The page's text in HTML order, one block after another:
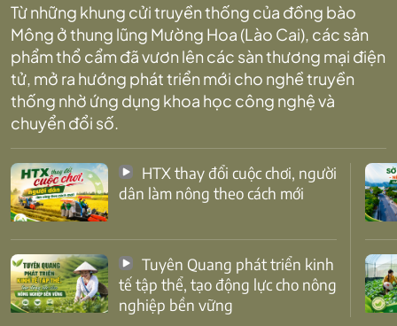
Từ những khung cửi truyền thống của đồng bào
Mông ở thung lũng Mường Hoa (Lào Cai), các sản
phẩm thổ cẩm đã vươn lên các sàn thương mại điện
tử, mở ra hướng phát triển mới cho nghề truyền
thống nhờ ứng dụng khoa học công nghệ và
chuyển đổi số.
dân làm nông theo cách mới
tế tập thể, tạo động lực cho nông
nghiệp bền vững